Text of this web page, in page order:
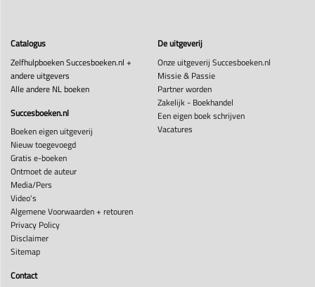
Catalogus
Zelfhulpboeken Succesboeken.nl +
andere uitgevers
Alle andere NL boeken
Succesboeken.nl
Boeken eigen uitgeverij
Nieuw toegevoegd
Gratis e-boeken
Ontmoet de auteur
Media/Pers
Video's
Algemene Voorwaarden + retouren
Privacy Policy
Disclaimer
Sitemap
De uitgeverij
Onze uitgeverij Succesboeken.nl
Missie & Passie
Partner worden
Zakelijk - Boekhandel
Een eigen boek schrijven
Vacatures
Contact